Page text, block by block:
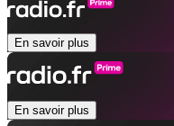
En savoir plus
En savoir plus